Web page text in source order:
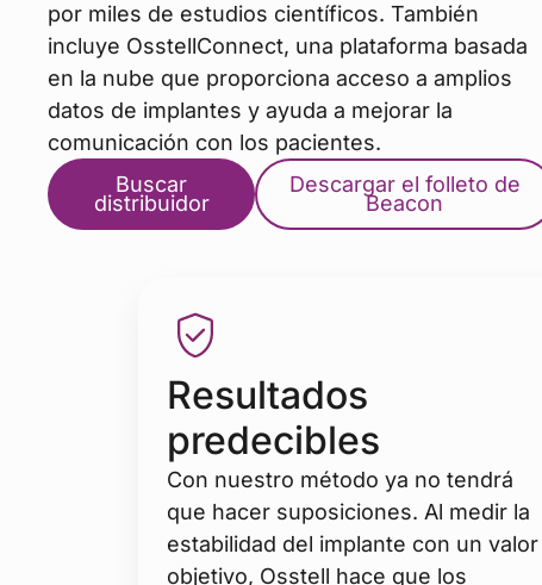
por miles de estudios científicos. También
incluye OsstellConnect, una plataforma basada
en la nube que proporciona acceso a amplios
datos de implantes y ayuda a mejorar la
comunicación con los pacientes.
Buscar
distribuidor
Descargar el folleto de
Beacon
Resultados
predecibles
Con nuestro método ya no tendrá
que hacer suposiciones. Al medir la
estabilidad del implante con un valor
objetivo, Osstell hace que los